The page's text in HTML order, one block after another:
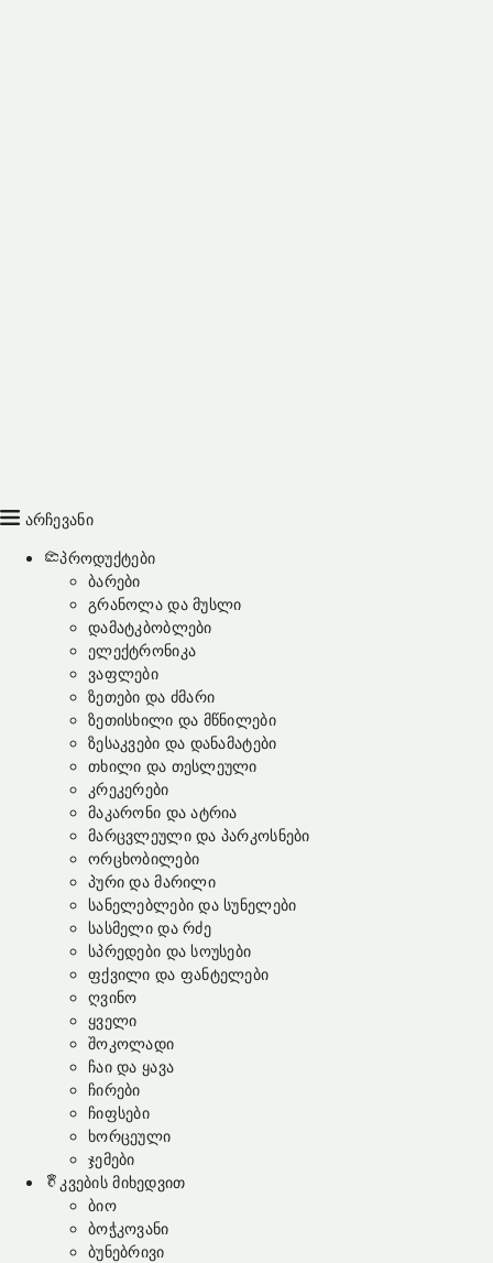
არჩევანი
პროდუქტები
ბარები
გრანოლა და მუსლი
დამატკბობლები
ელექტრონიკა
ვაფლები
ზეთები და ძმარი
ზეთისხილი და მწნილები
ზესაკვები და დანამატები
თხილი და თესლეული
კრეკერები
მაკარონი და ატრია
მარცვლეული და პარკოსნები
ორცხობილები
პური და მარილი
სანელებლები და სუნელები
სასმელი და რძე
სპრედები და სოუსები
ფქვილი და ფანტელები
ღვინო
ყველი
შოკოლადი
ჩაი და ყავა
ჩირები
ჩიფსები
ხორცეული
ჯემები
კვების მიხედვით
ბიო
ბოჭკოვანი
ბუნებრივი